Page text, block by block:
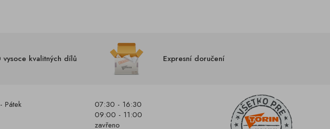
kvalitných dílů Expresní doručení
Pátek
07:30 - 16:30
09:00 - 11:00
zavřeno